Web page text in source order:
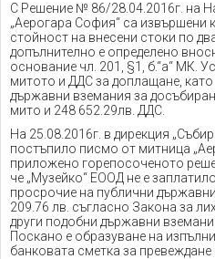
С Решение № 86/28.04.2016г. на
„Аерогара София“ са извършени
стойност на внесени стоки по
допълнително е определено
основание чл. 201, §1, б.“а“ МК.
митото и ДДС за доплащане,
държавни вземания за
мито и 248 652.29лв. ДДС.
На 25.08.2016г. в дирекция
постъпило писмо от митница
приложено горепосоченото
че „Музейко“ ЕООД не е
просрочие на публични
209.76 лв. съгласно Закона за
други подобни държавни
Поскано е образуване на
банковата сметка за превеждане